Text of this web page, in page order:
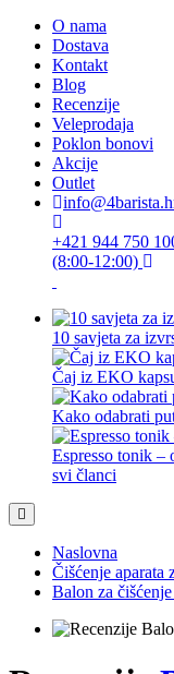
O nama
Dostava
Kontakt
Blog
Recenzije
Veleprodaja
Poklon bonovi
Akcije
Outlet
+421 944 750
(8:00-12:00)
10 savjeta za
Čaj iz EKO
Kako odabrati
Espresso tonik –
svi članci
Naslovna
Čišćenje aparata
Balon za